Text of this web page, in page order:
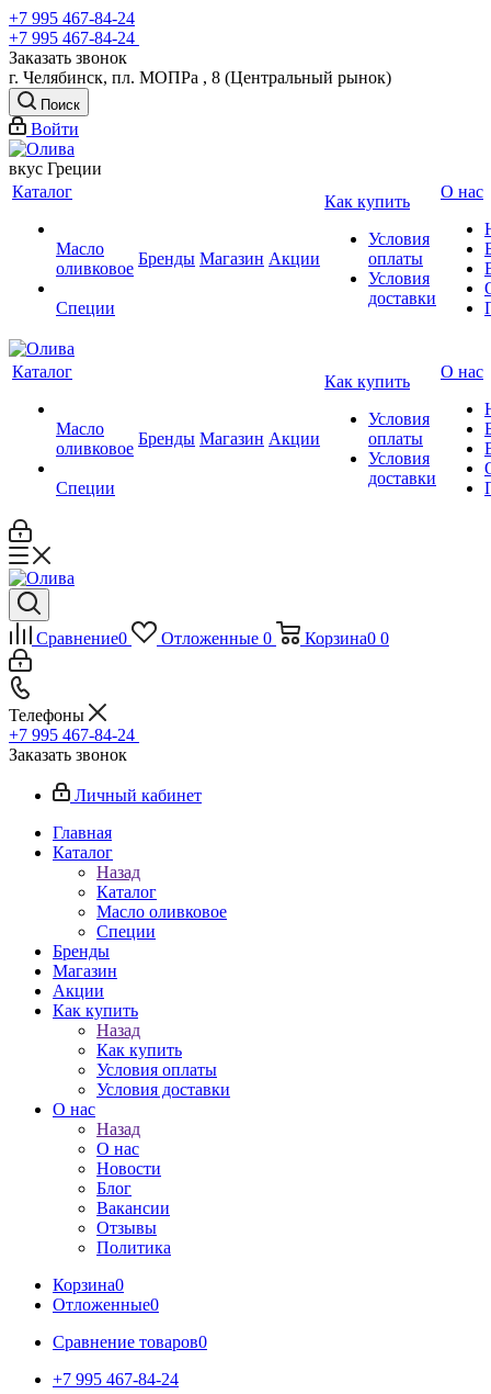
+7 995 467‑84‑24
+7 995 467‑84‑24
Заказать звонок
г. Челябинск, пл. МОПРа , 8 (Центральный рынок)
Поиск
Войти
вкус Греции
Каталог
Масло
оливковое
Специи
Бренды Магазин Акции
Как купить
Условия
оплаты
Условия
доставки
О нас
Каталог
Масло
оливковое
Специи
Бренды Магазин Акции
Как купить
Условия
оплаты
Условия
доставки
О нас
Сравнение0 Отложенные 0 Корзина0 0
Телефоны
+7 995 467‑84‑24
Заказать звонок
Личный кабинет
Главная
Каталог
Назад
Каталог
Масло оливковое
Специи
Бренды
Магазин
Акции
Как купить
Назад
Как купить
Условия оплаты
Условия доставки
О нас
Назад
О нас
Новости
Блог
Вакансии
Отзывы
Политика
Корзина0
Отложенные0
Сравнение товаров0
+7 995 467‑84‑24